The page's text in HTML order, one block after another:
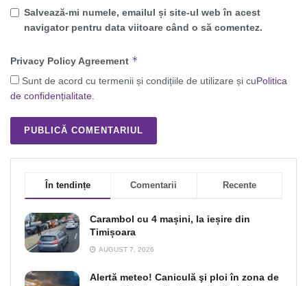
Salvează-mi numele, emailul și site-ul web în acest
navigator pentru data viitoare când o să comentez.
Privacy Policy Agreement *
Sunt de acord cu termenii și condițiile de utilizare și cuPolitica
de confidențialitate.
În tendințe Comentarii Recente
Carambol cu 4 mașini, la ieșire din
Timișoara
AUGUST 7, 2026
Alertă meteo! Caniculă şi ploi în zona de